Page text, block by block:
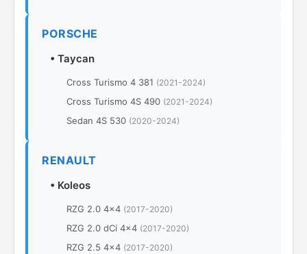
PORSCHE
• Taycan
Cross Turismo 4 381 (2021-2024)
Cross Turismo 4S 490 (2021-2024)
Sedan 4S 530 (2020-2024)
RENAULT
• Koleos
RZG 2.0 4x4 (2017-2020)
RZG 2.0 dCi 4x4 (2017-2020)
RZG 2.5 4x4 (2017-2020)